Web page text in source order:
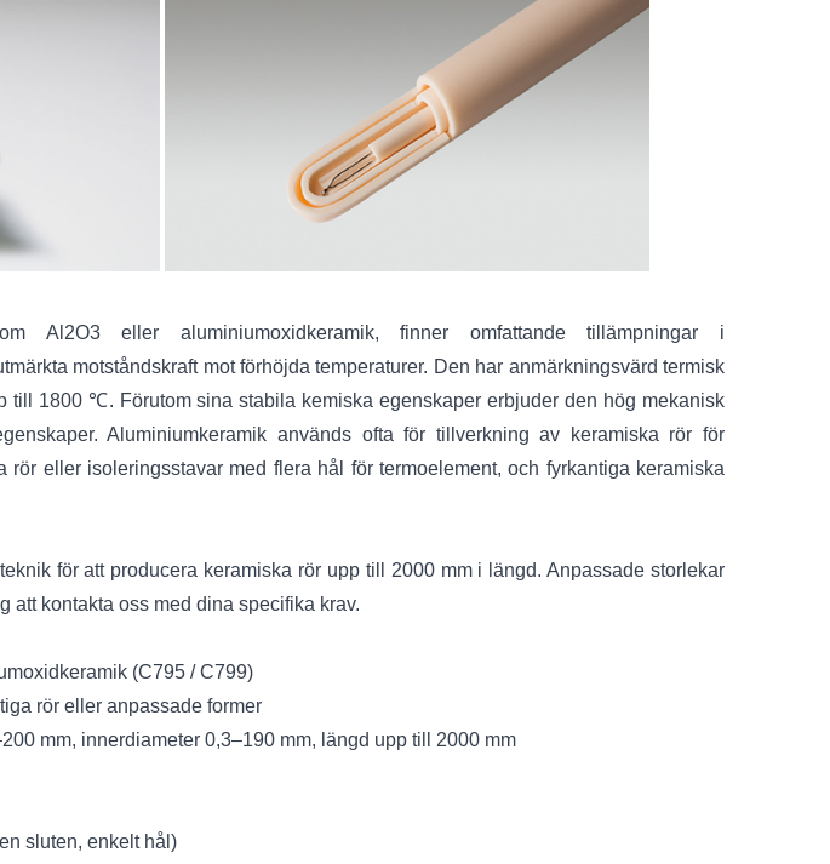
Al2O3 eller aluminiumoxidkeramik, finner omfattande tillämpningar i
motståndskraft mot förhöjda temperaturer. Den har anmärkningsvärd termisk
till 1800 ℃. Förutom sina stabila kemiska egenskaper erbjuder den hög mekanisk
Aluminiumkeramik används ofta för tillverkning av keramiska rör för
rör eller isoleringsstavar med flera hål för termoelement, och fyrkantiga keramiska
för att producera keramiska rör upp till 2000 mm i längd. Anpassade storlekar
att kontakta oss med dina specifika krav.
(C795 / C799)
rör eller anpassade former
mm, innerdiameter 0,3–190 mm, längd upp till 2000 mm
sluten, enkelt hål)